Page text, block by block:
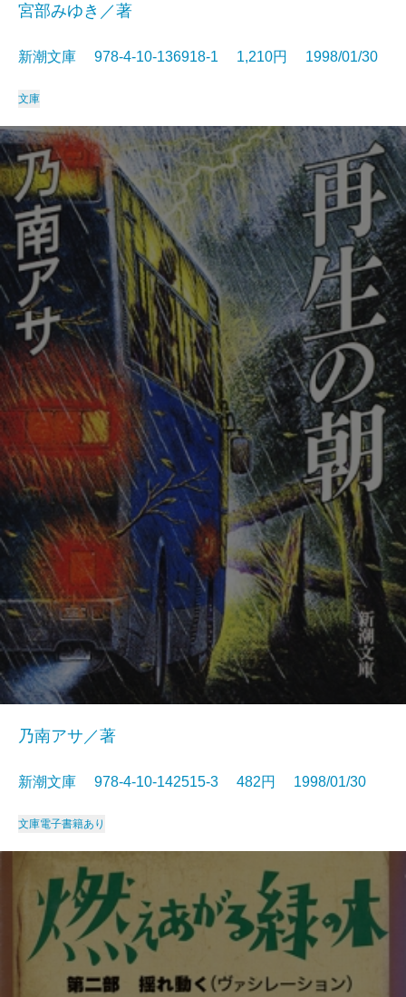
宮部みゆき／著
新潮文庫 978-4-10-136918-1 1,210円 1998/01/30
文庫
乃南アサ／著
新潮文庫 978-4-10-142515-3 482円 1998/01/30
文庫電子書籍あり